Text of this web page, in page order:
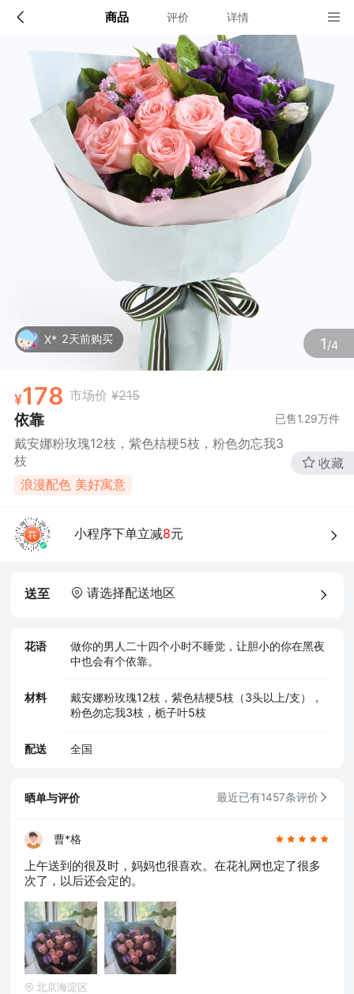
商品 评价 详情
1/4
X* 2天前购买
178 市场价 ¥215
依靠 已售1.29万件
戴安娜粉玫瑰12枝，紫色桔梗5枝，粉色勿忘我3
枝
浪漫配色 美好寓意
收藏
小程序下单立减8元
送至 请选择配送地区
花语
做你的男人二十四个小时不睡觉，让胆小的你在黑夜
中也会有个依靠。
材料
戴安娜粉玫瑰12枝，紫色桔梗5枝（3头以上/支），
粉色勿忘我3枝，栀子叶5枝
配送 全国
配送说明
全国
确定
店铺信息
该地区暂无配送门店
确定
晒单与评价 最近已有1457条评价
曹*格
上午送到的很及时，妈妈也很喜欢。在花礼网也定了很多
次了，以后还会定的。
北京海淀区